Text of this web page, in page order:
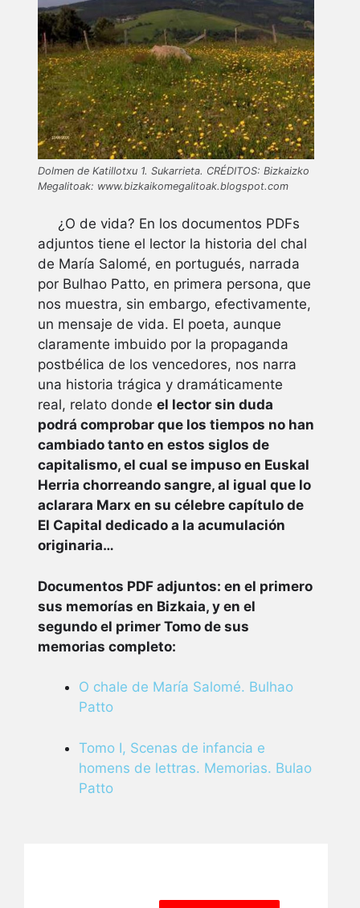
Dolmen de Katillotxu 1. Sukarrieta. CRÉDITOS: Bizkaizko
Megalitoak: www.bizkaikomegalitoak.blogspot.com
¿O de vida? En los documentos PDFs
adjuntos tiene el lector la historia del chal
de María Salomé, en portugués, narrada
por Bulhao Patto, en primera persona, que
nos muestra, sin embargo, efectivamente,
un mensaje de vida. El poeta, aunque
claramente imbuido por la propaganda
postbélica de los vencedores, nos narra
una historia trágica y dramáticamente
real, relato donde el lector sin duda
podrá comprobar que los tiempos no han
cambiado tanto en estos siglos de
capitalismo, el cual se impuso en Euskal
Herria chorreando sangre, al igual que lo
aclarara Marx en su célebre capítulo de
El Capital dedicado a la acumulación
originaria…
Documentos PDF adjuntos: en el primero
sus memorías en Bizkaia, y en el
segundo el primer Tomo de sus
memorias completo:
O chale de María Salomé. Bulhao
Patto
Tomo I, Scenas de infancia e
homens de lettras. Memorias. Bulao
Patto